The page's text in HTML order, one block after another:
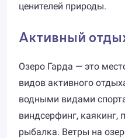
ценителей природы.
Активный
Озеро Гарда — это
видов активного
водными видами
виндсерфинг, каякинг,
рыбалка. Ветры на